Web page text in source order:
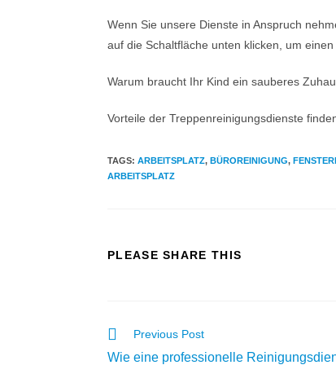
Wenn Sie unsere Dienste in Anspruch
auf die Schaltfläche unten klicken, um
Warum braucht Ihr Kind ein sauberes
Vorteile der Treppenreinigungsdienste
TAGS: ARBEITSPLATZ, BÜROREINIGUNG,
ARBEITSPLATZ
PLEASE SHARE THIS
Previous Post
Wie eine professionelle